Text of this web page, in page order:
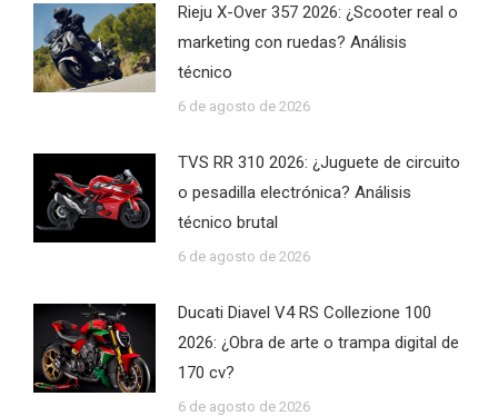
Rieju X-Over 357 2026: ¿Scooter real o
marketing con ruedas? Análisis
técnico
6 de agosto de 2026
TVS RR 310 2026: ¿Juguete de circuito
o pesadilla electrónica? Análisis
técnico brutal
6 de agosto de 2026
Ducati Diavel V4 RS Collezione 100
2026: ¿Obra de arte o trampa digital de
170 cv?
6 de agosto de 2026